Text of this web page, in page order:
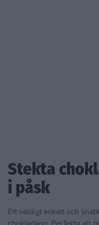
Stekta
i påsk
Ett väldigt enkelt och